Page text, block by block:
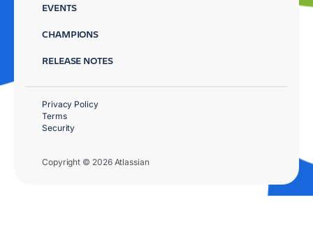
EVENTS
CHAMPIONS
RELEASE NOTES
Copyright © 2026 Atlassian
Privacy Policy
Terms
Security